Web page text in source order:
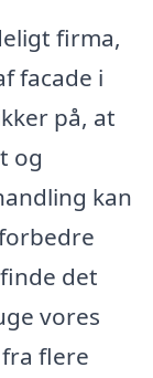
firma,
facade i
på, at
og
kan
det
vores
flere